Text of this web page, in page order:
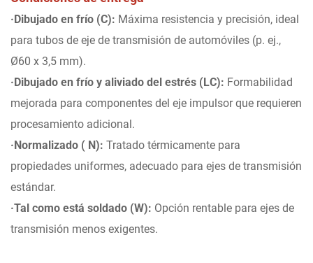
·Dibujado en frío (C): Máxima resistencia y precisión, ideal
para tubos de eje de transmisión de automóviles (p. ej.,
Ø60 x 3,5 mm).
·Dibujado en frío y aliviado del estrés (LC): Formabilidad
mejorada para componentes del eje impulsor que requieren
procesamiento adicional.
·Normalizado ( N): Tratado térmicamente para
propiedades uniformes, adecuado para ejes de transmisión
estándar.
·Tal como está soldado (W): Opción rentable para ejes de
transmisión menos exigentes.